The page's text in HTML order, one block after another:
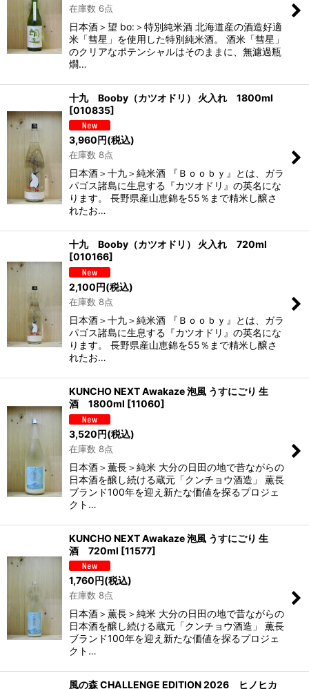
在庫数 6点
日本酒＞望 bo:＞特別純米酒 北海道産の酒造好適
米「彗星」を使用した特別純米酒。 酒米「彗星」
のクリアなポテンシャルはそのままに、無濾過瓶
燗…
十九 Booby（カツオドリ） 火入れ 1800ml
[010835]
3,960 円(税込)
在庫数 8点
日本酒＞十九＞純米酒 『Ｂｏｏｂｙ』とは、ガラ
パゴス諸島に生息する『カツオドリ』の英名にな
ります。 長野県産山恵錦を55％まで精米し醸さ
れたお…
十九 Booby（カツオドリ） 火入れ 720ml
[010166]
2,100円(税込)
在庫数 8点
日本酒＞十九＞純米酒 『Ｂｏｏｂｙ』とは、ガラ
パゴス諸島に生息する『カツオドリ』の英名にな
ります。 長野県産山恵錦を55％まで精米し醸さ
れたお…
KUNCHO NEXT Awakaze 泡風 うすにごり 生
酒 1800ml [11060]
3,520円(税込)
在庫数 8点
日本酒＞薫長＞純米 大分の日田の地で昔ながらの
日本酒を醸し続ける蔵元「クンチョウ酒造」 薫長
ブランド100年を迎え新たな価値を探るプロジェ
クト…
KUNCHO NEXT Awakaze 泡風 うすにごり 生
酒 720ml [11577]
1,760 円(税込)
在庫数 8点
日本酒＞薫長＞純米 大分の日田の地で昔ながらの
日本酒を醸し続ける蔵元「クンチョウ酒造」 薫長
ブランド100年を迎え新たな価値を探るプロジェ
クト…
風の森 CHALLENGE EDITION 2026 ヒノヒカ